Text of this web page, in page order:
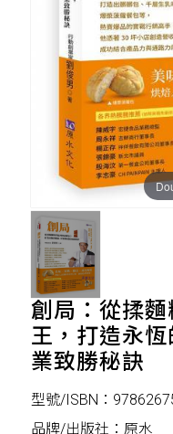
創局：從揉
王，打造永
業致勝秘訣
型號/ISBN：
品牌/出版社：原水